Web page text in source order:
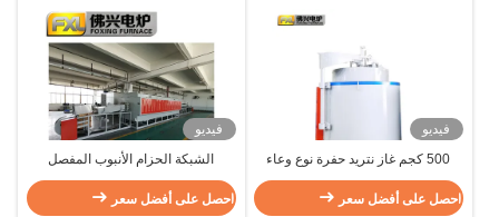
فيديو
500 كجم غاز نتريد حفرة نوع وعاء
التهوية فرن الألومنيوم آلة الصهر
احصل على أفضل سعر
فيديو
الشبكة الحزام الأنبوب المفصل
التخمير المستمر الغلاف الجوي
احصل على أفضل سعر